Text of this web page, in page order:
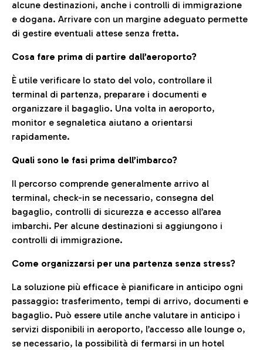
alcune destinazioni, anche i controlli di immigrazione
e dogana. Arrivare con un margine adeguato permette
di gestire eventuali attese senza fretta.
Cosa fare prima di partire dall’aeroporto?
È utile verificare lo stato del volo, controllare il
terminal di partenza, preparare i documenti e
organizzare il bagaglio. Una volta in aeroporto,
monitor e segnaletica aiutano a orientarsi
rapidamente.
Quali sono le fasi prima dell’imbarco?
Il percorso comprende generalmente arrivo al
terminal, check-in se necessario, consegna del
bagaglio, controlli di sicurezza e accesso all’area
imbarchi. Per alcune destinazioni si aggiungono i
controlli di immigrazione.
Come organizzarsi per una partenza senza stress?
La soluzione più efficace è pianificare in anticipo ogni
passaggio: trasferimento, tempi di arrivo, documenti e
bagaglio. Può essere utile anche valutare in anticipo i
servizi disponibili in aeroporto, l’accesso alle lounge o,
se necessario, la possibilità di fermarsi in un hotel